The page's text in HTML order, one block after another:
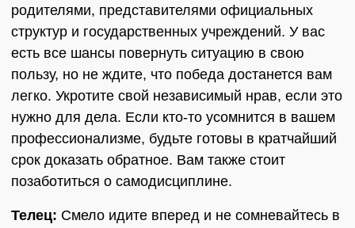
родителями, представителями официальных
структур и государственных учреждений. У вас
есть все шансы повернуть ситуацию в свою
пользу, но не ждите, что победа достанется вам
легко. Укротите свой независимый нрав, если это
нужно для дела. Если кто-то усомнится в вашем
профессионализме, будьте готовы в кратчайший
срок доказать обратное. Вам также стоит
позаботиться о самодисциплине.
Телец: Смело идите вперед и не сомневайтесь в